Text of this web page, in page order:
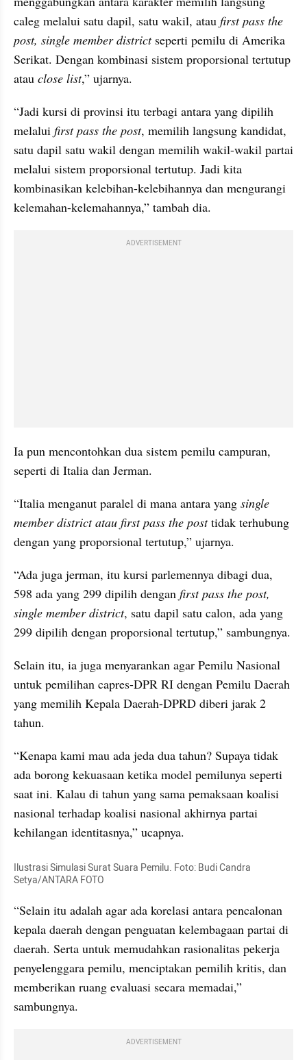
caleg melalui satu dapil, satu wakil, atau first pass the
post, single member district seperti pemilu di Amerika
Serikat. Dengan kombinasi sistem proporsional tertutup
atau close list,” ujarnya.
“Jadi kursi di provinsi itu terbagi antara yang dipilih
melalui first pass the post, memilih langsung kandidat,
satu dapil satu wakil dengan memilih wakil-wakil partai
melalui sistem proporsional tertutup. Jadi kita
kombinasikan kelebihan-kelebihannya dan mengurangi
kelemahan-kelemahannya,” tambah dia.
ADVERTISEMENT
Ia pun mencontohkan dua sistem pemilu campuran,
seperti di Italia dan Jerman.
“Italia menganut paralel di mana antara yang single
member district atau first pass the post tidak terhubung
dengan yang proporsional tertutup,” ujarnya.
“Ada juga jerman, itu kursi parlemennya dibagi dua,
598 ada yang 299 dipilih dengan first pass the post,
single member district, satu dapil satu calon, ada yang
299 dipilih dengan proporsional tertutup,” sambungnya.
Selain itu, ia juga menyarankan agar Pemilu Nasional
untuk pemilihan capres-DPR RI dengan Pemilu Daerah
yang memilih Kepala Daerah-DPRD diberi jarak 2
tahun.
“Kenapa kami mau ada jeda dua tahun? Supaya tidak
ada borong kekuasaan ketika model pemilunya seperti
saat ini. Kalau di tahun yang sama pemaksaan koalisi
nasional terhadap koalisi nasional akhirnya partai
kehilangan identitasnya,” ucapnya.
Ilustrasi Simulasi Surat Suara Pemilu. Foto: Budi Candra
Setya/ANTARA FOTO
“Selain itu adalah agar ada korelasi antara pencalonan
kepala daerah dengan penguatan kelembagaan partai di
daerah. Serta untuk memudahkan rasionalitas pekerja
penyelenggara pemilu, menciptakan pemilih kritis, dan
memberikan ruang evaluasi secara memadai,”
sambungnya.
ADVERTISEMENT